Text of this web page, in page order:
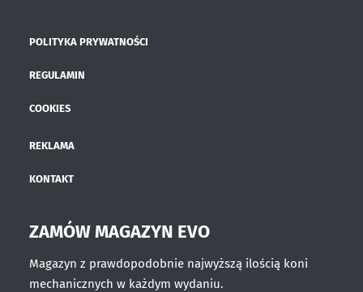
POLITYKA PRYWATNOŚCI
REGULAMIN
COOKIES
REKLAMA
KONTAKT
ZAMÓW MAGAZYN EVO
Magazyn z prawdopodobnie najwyższą ilością koni
mechanicznych w każdym wydaniu.